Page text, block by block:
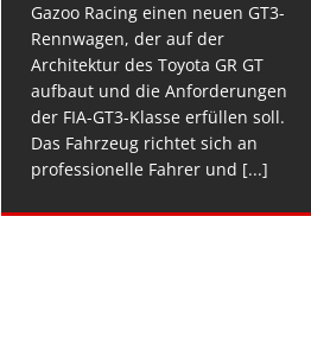
Gazoo Racing einen neuen GT3-
Rennwagen, der auf der
Architektur des Toyota GR GT
aufbaut und die Anforderungen
der FIA-GT3-Klasse erfüllen soll.
Das Fahrzeug richtet sich an
professionelle Fahrer und [...]